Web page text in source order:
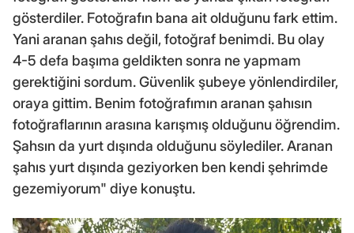
gösterdiler. Fotoğrafın bana ait olduğunu fark ettim.
Yani aranan şahıs değil, fotoğraf benimdi. Bu olay
4-5 defa başıma geldikten sonra ne yapmam
gerektiğini sordum. Güvenlik şubeye yönlendirdiler,
oraya gittim. Benim fotoğrafımın aranan şahısın
fotoğraflarının arasına karışmış olduğunu öğrendim.
Şahsın da yurt dışında olduğunu söylediler. Aranan
şahıs yurt dışında geziyorken ben kendi şehrimde
gezemiyorum" diye konuştu.